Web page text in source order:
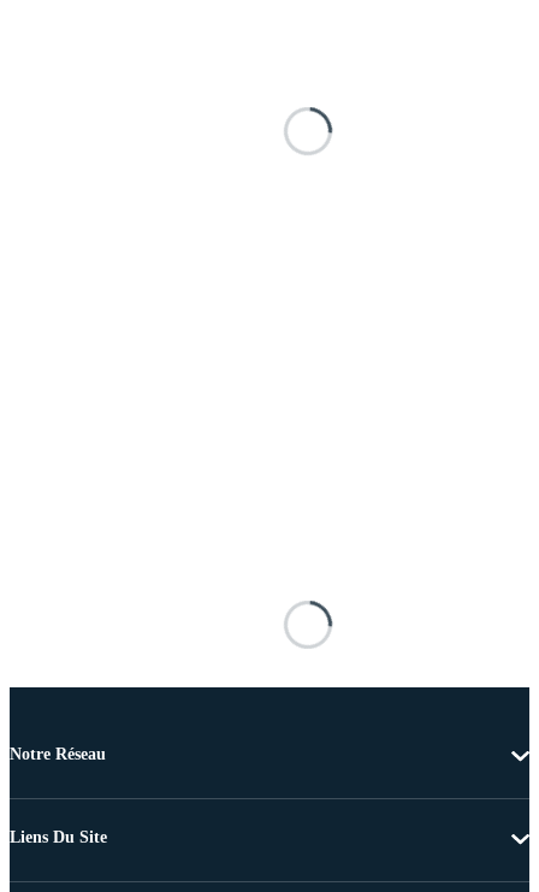
Notre Réseau
Liens Du Site